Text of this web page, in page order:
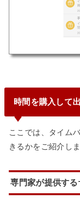
時間を購入して
ここでは、タイム
きるかをご紹介しま
専門家が提供す